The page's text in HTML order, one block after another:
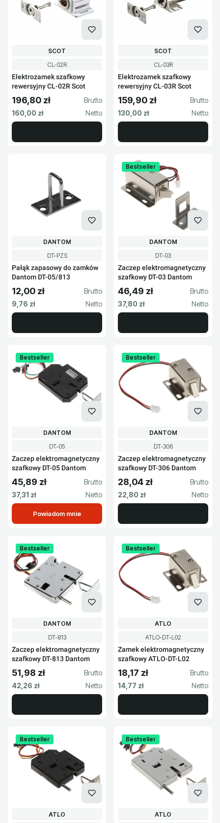
Kod produktu
CL-02R
Elektrozamek szafkowy
rewersyjny CL-02R Scot
PRODUCENT
SCOT
Cena brutto
196,80 zł
Cena netto
160,00 zł
Kod produktu
CL-03R
Elektrozamek szafkowy
rewersyjny CL-03R Scot
PRODUCENT
SCOT
Cena brutto
159,90 zł
Cena netto
130,00 zł
Kod produktu
DT-PZS
Pałąk zapasowy do zamków
Dantom DT-05/813
PRODUCENT
DANTOM
Cena brutto
12,00 zł
Cena netto
9,76 zł
Bestseller
Kod produktu
DT-03
Zaczep elektromagnetyczny
szafkowy DT-03 Dantom
PRODUCENT
DANTOM
Cena brutto
46,49 zł
Cena netto
37,80 zł
Bestseller
Kod produktu
DT-05
Zaczep elektromagnetyczny
szafkowy DT-05 Dantom
PRODUCENT
DANTOM
Cena brutto
45,89 zł
Cena netto
37,31 zł
Powiadom mnie
Bestseller
Kod produktu
DT-306
Zaczep elektromagnetyczny
szafkowy DT-306 Dantom
PRODUCENT
DANTOM
Cena brutto
28,04 zł
Cena netto
22,80 zł
Bestseller
Kod produktu
DT-813
Zaczep elektromagnetyczny
szafkowy DT-813 Dantom
PRODUCENT
DANTOM
Cena brutto
51,98 zł
Cena netto
42,26 zł
Bestseller
Kod produktu
ATLO-DT-L02
Zamek elektromagnetyczny
szafkowy ATLO-DT-L02
PRODUCENT
ATLO
Cena brutto
18,17 zł
Cena netto
14,77 zł
Bestseller
PRODUCENT
ATLO
Bestseller
PRODUCENT
ATLO